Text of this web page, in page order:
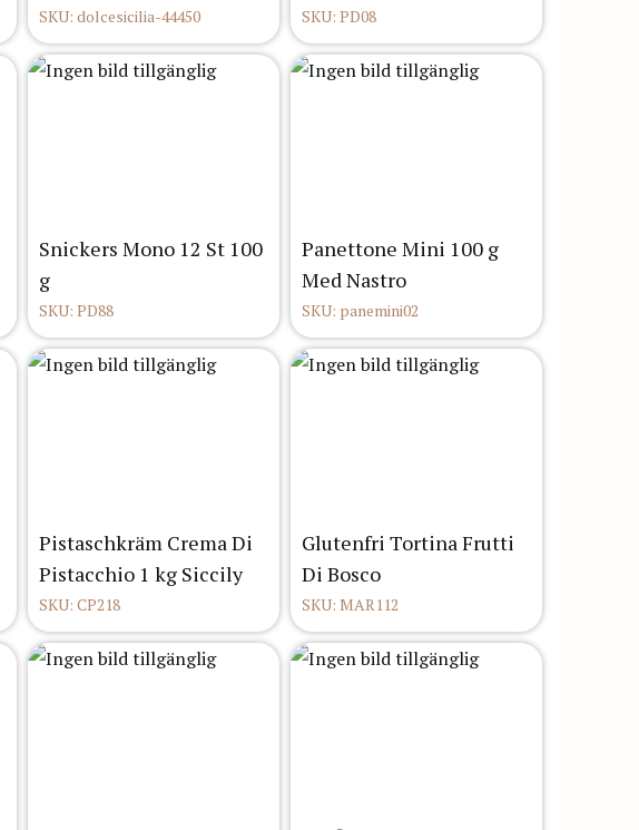
SKU: dolcesicilia-44450 SKU: PD08
Snickers Mono 12 St 100
g
SKU: PD88
Panettone Mini 100 g
Med Nastro
SKU: panemini02
Pistaschkräm Crema Di
Pistacchio 1 kg Siccily
SKU: CP218
Glutenfri Tortina Frutti
Di Bosco
SKU: MAR112